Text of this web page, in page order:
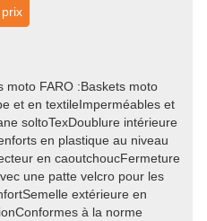
moto FARO :Baskets moto
et en textileImperméables et
soltoTexDoublure intérieure
en plastique au niveau
en caoutchoucFermeture
une patte velcro pour les
extérieure en
à la norme